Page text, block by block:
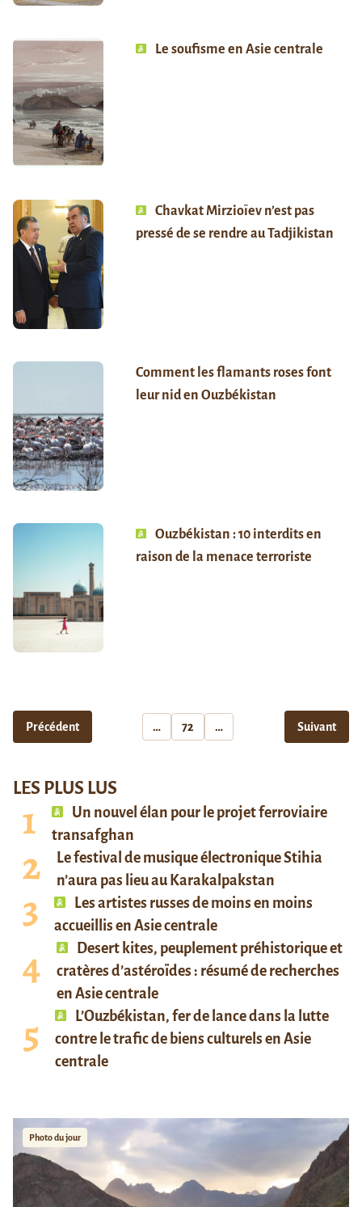
Le soufisme en Asie centrale
Chavkat Mirzioïev n’est pas
pressé de se rendre au Tadjikistan
Comment les flamants roses font
leur nid en Ouzbékistan
Ouzbékistan : 10 interdits en
raison de la menace terroriste
Précédent … 72 … Suivant
LES PLUS LUS
Un nouvel élan pour le projet ferroviaire
transafghan
Le festival de musique électronique Stihia
n’aura pas lieu au Karakalpakstan
Les artistes russes de moins en moins
accueillis en Asie centrale
Desert kites, peuplement préhistorique et
cratères d’astéroïdes : résumé de recherches
en Asie centrale
L’Ouzbékistan, fer de lance dans la lutte
contre le trafic de biens culturels en Asie
centrale
Photo du jour